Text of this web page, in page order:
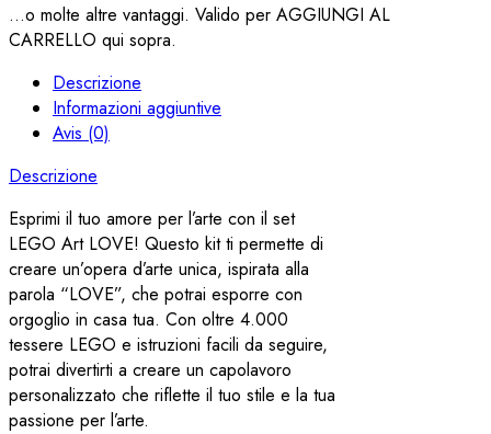
...o molte altre vantaggi. Valido per AGGIUNGI AL
CARRELLO qui sopra.
Descrizione
Informazioni aggiuntive
Avis (0)
Descrizione
Esprimi il tuo amore per l’arte con il set
LEGO Art LOVE! Questo kit ti permette di
creare un’opera d’arte unica, ispirata alla
parola “LOVE”, che potrai esporre con
orgoglio in casa tua. Con oltre 4.000
tessere LEGO e istruzioni facili da seguire,
potrai divertirti a creare un capolavoro
personalizzato che riflette il tuo stile e la tua
passione per l’arte.